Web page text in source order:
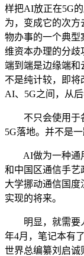
样把AI放正在5G
为，变成它的次方
物办事的一个典型
维资本办理的分歧
端到端是边缘端和
不是纯计较，即将
AI、5G之间，从后
不只会使用于各
5G落地。并不是一
AI做为一种通用
和中国区通信手艺
大学挪动通信国
实现的将来。
明显，就需要人
年4月，笔记本有
世界总编纂刘启诚